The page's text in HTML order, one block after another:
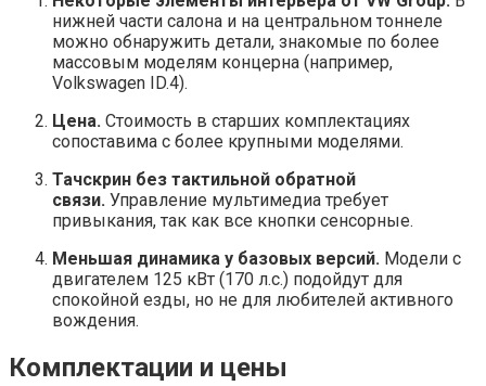
нижней части салона и на центральном тоннеле
можно обнаружить детали, знакомые по более
массовым моделям концерна (например,
Volkswagen ID.4).
Цена. Стоимость в старших комплектациях
сопоставима с более крупными моделями.
Тачскрин без тактильной обратной
связи. Управление мультимедиа требует
привыкания, так как все кнопки сенсорные.
Меньшая динамика у базовых версий. Модели с
двигателем 125 кВт (170 л.с.) подойдут для
спокойной езды, но не для любителей активного
вождения.
Комплектации и цены